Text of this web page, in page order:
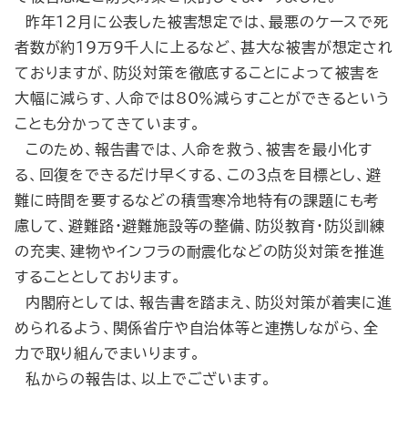
昨年12月に公表した被害想定では、最悪のケースで死
者数が約19万9千人に上るなど、甚大な被害が想定され
ておりますが、防災対策を徹底することによって被害を
大幅に減らす、人命では80％減らすことができるという
ことも分かってきています。
このため、報告書では、人命を救う、被害を最小化す
る、回復をできるだけ早くする、この３点を目標とし、避
難に時間を要するなどの積雪寒冷地特有の課題にも考
慮して、避難路・避難施設等の整備、防災教育・防災訓練
の充実、建物やインフラの耐震化などの防災対策を推進
することとしております。
内閣府としては、報告書を踏まえ、防災対策が着実に進
められるよう、関係省庁や自治体等と連携しながら、全
力で取り組んでまいります。
私からの報告は、以上でございます。